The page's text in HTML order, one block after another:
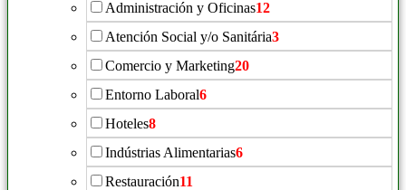
Administración y Oficinas12
Atención Social y/o Sanitária3
Comercio y Marketing20
Entorno Laboral6
Hoteles8
Indústrias Alimentarias6
Restauración11